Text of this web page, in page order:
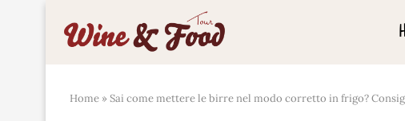
Home »Sai come mettere le birre nel modo corretto in frigo?